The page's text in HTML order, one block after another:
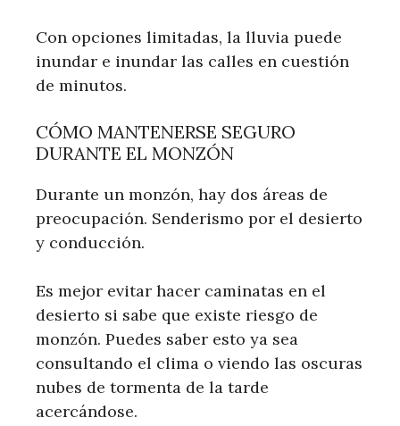
Con opciones limitadas, la lluvia puede
inundar e inundar las calles en cuestión
de minutos.
CÓMO MANTENERSE SEGURO
DURANTE EL MONZÓN
Durante un monzón, hay dos áreas de
preocupación. Senderismo por el desierto
y conducción.
Es mejor evitar hacer caminatas en el
desierto si sabe que existe riesgo de
monzón. Puedes saber esto ya sea
consultando el clima o viendo las oscuras
nubes de tormenta de la tarde
acercándose.